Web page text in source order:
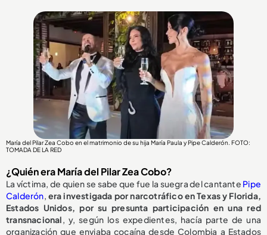
María del Pilar Zea Cobo en el matrimonio de su hija María Paula y Pipe Calderón. FOTO:
TOMADA DE LA RED
¿Quién era María del Pilar Zea Cobo?
La víctima, de quien se sabe que fue la suegra del cantante Pipe
Calderón, era investigada por narcotráfico en Texas y Florida,
Estados Unidos, por su presunta participación en una red
transnacional, y, según los expedientes, hacía parte de una
organización que enviaba cocaína desde Colombia a Estados